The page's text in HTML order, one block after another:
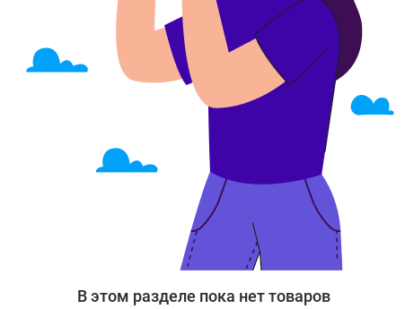
В этом разделе пока нет товаров